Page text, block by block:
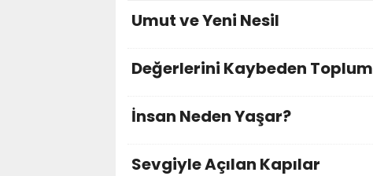
Umut ve Yeni Nesil
Değerlerini Kaybeden Toplum
İnsan Neden Yaşar?
Sevgiyle Açılan Kapılar